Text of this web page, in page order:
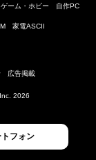
ゲーム・ホビー 自作PC
家電ASCII
広告掲載
2026
トフォン